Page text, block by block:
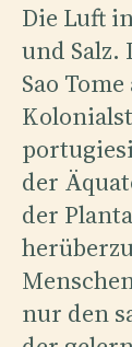
Die Luft
und Salz.
Sao
der
der
nur den